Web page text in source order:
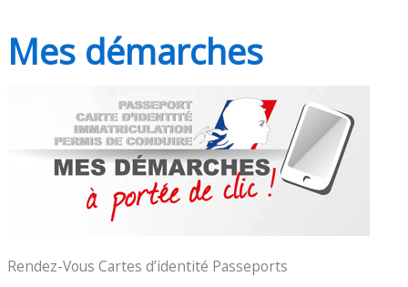
Mes démarches
Rendez-Vous Cartes d’identité Passeports